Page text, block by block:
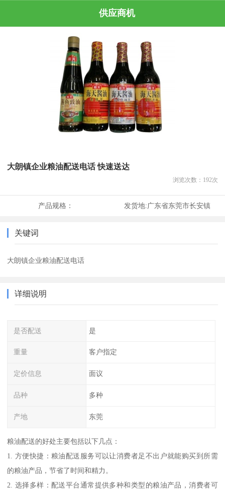
供应商机
大朗镇企业粮油配送电话 快速送达
浏览次数： 192次
产品规格： 发货地:广东省东莞市长安镇
关键词
大朗镇企业粮油配送电话
详细说明
是否配送 是
重量 客户指定
定价信息 面议
品种 多种
产地 东莞
粮油配送的好处主要包括以下几点：
1. 方便快捷：粮油配送服务可以让消费者足不出户就能购买到所需
的粮油产品，节省了时间和精力。
2. 选择多样：配送平台通常提供多种和类型的粮油产品，消费者可